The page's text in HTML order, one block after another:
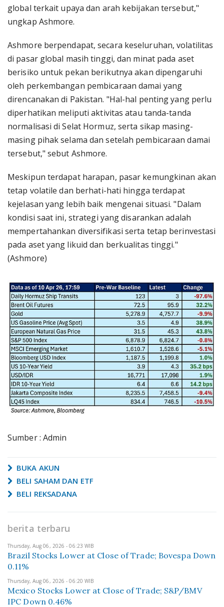
global terkait upaya dan arah kebijakan tersebut,"
ungkap Ashmore.
Ashmore berpendapat, secara keseluruhan, volatilitas
di pasar global masih tinggi, dan minat pada aset
berisiko untuk pekan berikutnya akan dipengaruhi
oleh perkembangan pembicaraan damai yang
direncanakan di Pakistan. "Hal-hal penting yang perlu
diperhatikan meliputi aktivitas atau tanda-tanda
normalisasi di Selat Hormuz, serta sikap masing-
masing pihak selama dan setelah pembicaraan damai
tersebut," sebut Ashmore.
Meskipun terdapat harapan, pasar kemungkinan akan
tetap volatile dan berhati-hati hingga terdapat
kejelasan yang lebih baik mengenai situasi. "Dalam
kondisi saat ini, strategi yang disarankan adalah
mempertahankan diversifikasi serta tetap berinvestasi
pada aset yang likuid dan berkualitas tinggi."
(Ashmore)
Sumber : Admin
BUKA AKUN
BELI SAHAM DAN ETF
BELI REKSADANA
berita terbaru
Thursday, Aug 06, 2026 - 06:23 WIB
Brazil Stocks Lower at Close of Trade; Bovespa Down
0.11%
Thursday, Aug 06, 2026 - 06:20 WIB
Mexico Stocks Lower at Close of Trade; S&P/BMV
IPC Down 0.46%